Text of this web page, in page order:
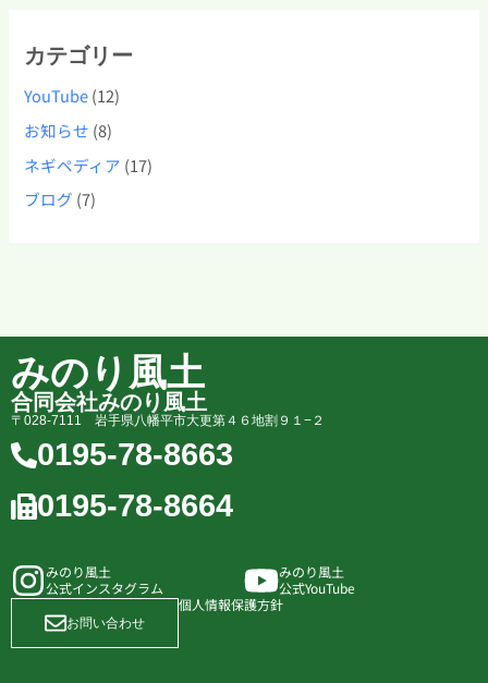
カテゴリー
YouTube(12)
お知らせ (8)
ネギペディア (17)
ブログ (7)
みのり風土
合同会社みのり風土
〒028-7111 岩手県八幡平市大更第４６地割９１−２
0195-78-8663
0195-78-8664
みのり風土
公式インスタグラム
みのり風土
公式YouTube
お問い合わせ
個人情報保護方針